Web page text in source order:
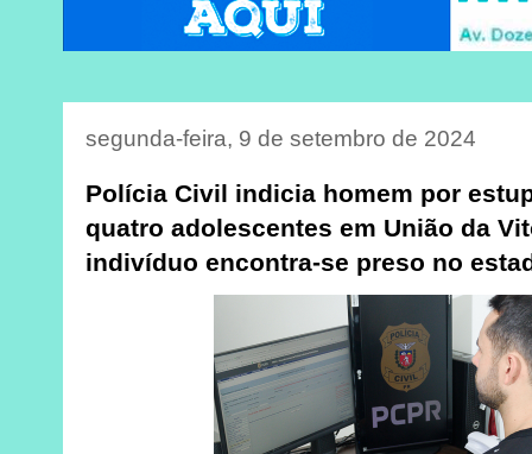
segunda-feira, 9 de setembro de 2024
Polícia Civil indicia homem por
quatro adolescentes em União da
indivíduo encontra-se preso no